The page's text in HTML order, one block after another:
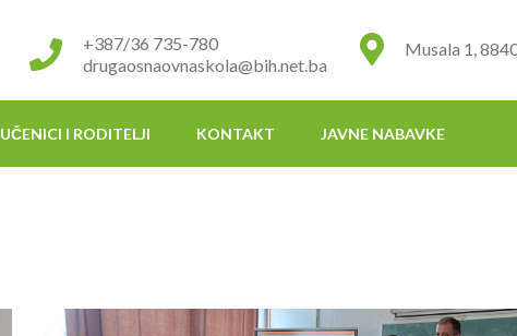
Musala 1,
+387/36 735-780
drugaosnaovnaskola@bih.net.ba
UČENICI I RODITELJI KONTAKT JAVNE NABAVKE